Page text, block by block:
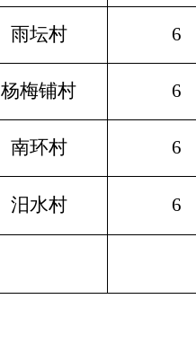
雨坛村 6
杨梅铺村 6
南环村 6
汨水村 6